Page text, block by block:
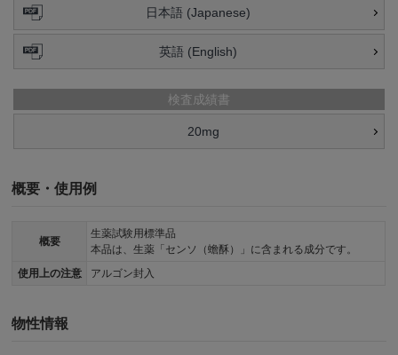
日本語 (Japanese)
英語 (English)
検査成績書
20mg
概要・使用例
概要
生薬試験用標準品
本品は、生薬「センソ（蟾酥）」に含まれる成分です。
使用上の注意
アルゴン封入
物性情報